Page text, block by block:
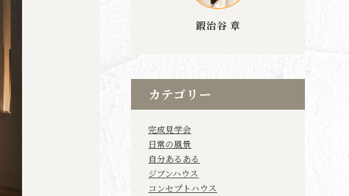
鍜治谷 章
カテゴリー
完成見学会
日常の風景
自分あるある
ジブンハウス
コンセプトハウス